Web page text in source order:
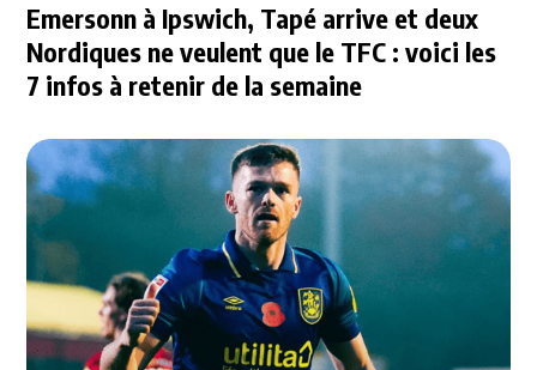
Emersonn à Ipswich, Tapé arrive et deux
Nordiques ne veulent que le TFC : voici les
7 infos à retenir de la semaine